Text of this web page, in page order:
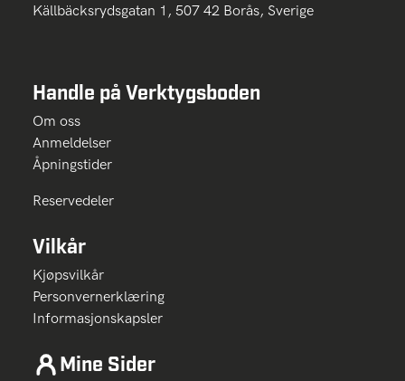
Källbäcksrydsgatan 1, 507 42 Borås, Sverige
Handle på Verktygsboden
Om oss
Anmeldelser
Åpningstider
Reservedeler
Vilkår
Kjøpsvilkår
Personvernerklæring
Informasjonskapsler
Mine Sider